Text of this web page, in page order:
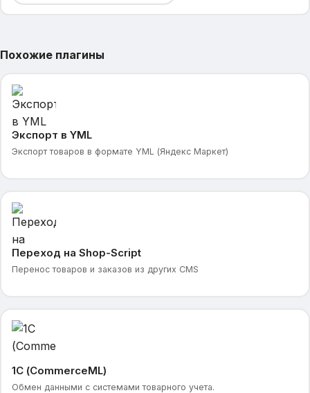
Похожие плагины
Экспорт в YML
Экспорт товаров в формате YML (Яндекс Маркет)
Переход на Shop-Script
Перенос товаров и заказов из других CMS
1С (CommerceML)
Обмен данными с системами товарного учета.